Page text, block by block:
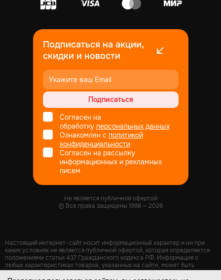
Подписаться на акции,
скидки и новости
Подписаться
Согласен на
обработку персональных данных
Ознакомлен с политикой
конфиденциальности
Согласен на рассылку
информационных и рекламных
писем
Не является публичной офертой
© Все права защищены1998— 2026
Настоящий интернет-сайт носит информационный характер и ни при
каких условиях не является публичной офертой, которая определяется
положениями статьи 437 Гражданского кодекса РФ. Информация о
любых характеристиках товаров, указанных на сайте, может быть
изменена в одностороннем порядке и носит информационный характер.